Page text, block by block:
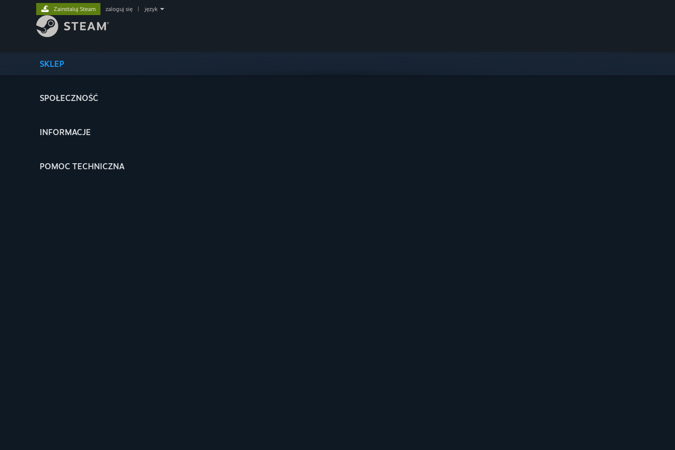
SKLEP
SPOŁECZNOŚĆ
INFORMACJE
POMOC TECHNICZNA
Zainstaluj Steam zaloguj się język